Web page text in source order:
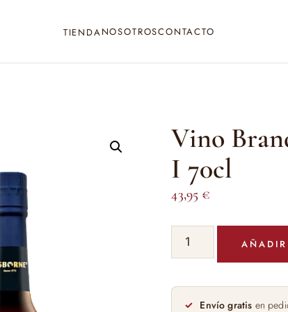
TIENDANOSOTROSCONTACTO
Vino
I 70cl
43,95 €
Vino
Brandy
Reserva
CarlosEnvío gratis en